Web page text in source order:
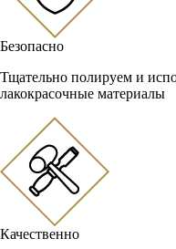
Безопасно
Тщательно полируем и
лакокрасочные материалы
Качественно